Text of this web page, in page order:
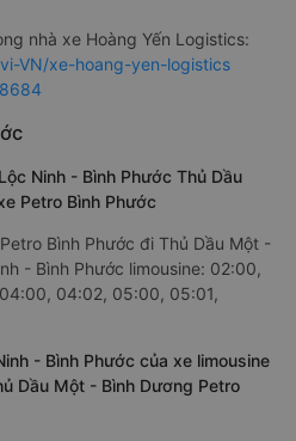
nhà xe Hoàng Yến Logistics:
VN/xe-hoang-yen-logistics
Ninh - Bình Phước Thủ Dầu
Petro Bình Phước
Bình Phước đi Thủ Dầu Một -
- Bình Phước limousine: 02:00,
04:02, 05:00, 05:01,
- Bình Phước của xe limousine
Dầu Một - Bình Dương Petro